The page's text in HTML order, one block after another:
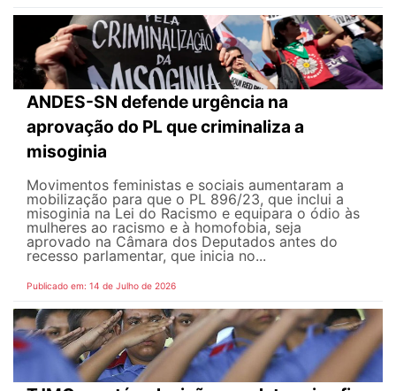
ANDES-SN defende urgência na
aprovação do PL que criminaliza a
misoginia
Movimentos feministas e sociais aumentaram a
mobilização para que o PL 896/23, que inclui a
misoginia na Lei do Racismo e equipara o ódio às
mulheres ao racismo e à homofobia, seja
aprovado na Câmara dos Deputados antes do
recesso parlamentar, que inicia no...
Publicado em: 14 de Julho de 2026